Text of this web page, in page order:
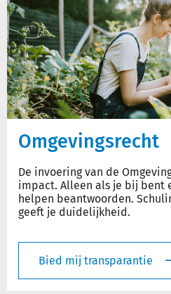
Omgevingsrecht
De invoering van de
impact. Alleen als je bij bent
helpen beantwoorden.
geeft je duidelijkheid.
Bied mij transparantie